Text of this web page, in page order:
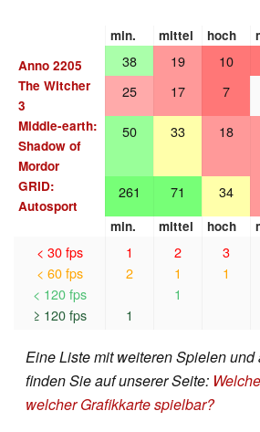
min. mittel hoch
Anno 2205
38 19 10
The Witcher
3
25 17 7
Middle-earth:
Shadow of
Mordor
50 33 18
GRID:
Autosport
261 71 34
min. mittel hoch
< 30 fps
< 60 fps
< 120 fps
≥ 120 fps
1
2
1
2
1
1
3
1
Eine Liste mit weiteren Spielen und
finden Sie auf unserer Seite:
welcher Grafikkarte spielbar?